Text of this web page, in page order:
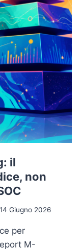
il
non
14 Giugno 2026
per
M-